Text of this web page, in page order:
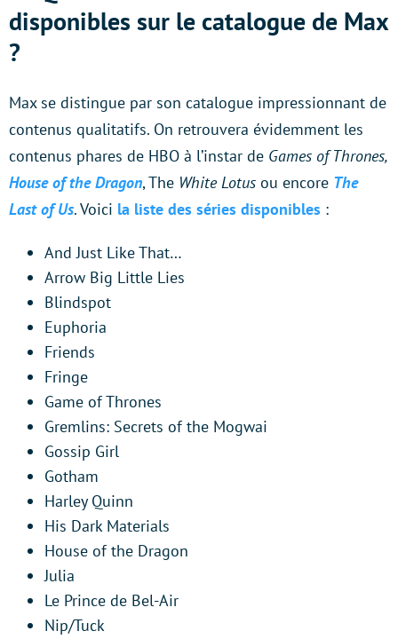
disponibles sur le catalogue de Max
?
Max se distingue par son catalogue impressionnant de
contenus qualitatifs. On retrouvera évidemment les
contenus phares de HBO à l’instar de Games of Thrones,
House of the Dragon, The White Lotus ou encore The
Last of Us. Voici la liste des séries disponibles :
And Just Like That…
Arrow Big Little Lies
Blindspot
Euphoria
Friends
Fringe
Game of Thrones
Gremlins: Secrets of the Mogwai
Gossip Girl
Gotham
Harley Quinn
His Dark Materials
House of the Dragon
Julia
Le Prince de Bel-Air
Nip/Tuck